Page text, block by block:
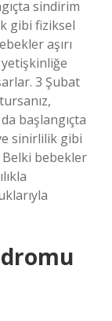
sindirim
gibi fiziksel
aşırı
3 Şubat
başlangıçta
sinirlilik gibi
Belki bebekler